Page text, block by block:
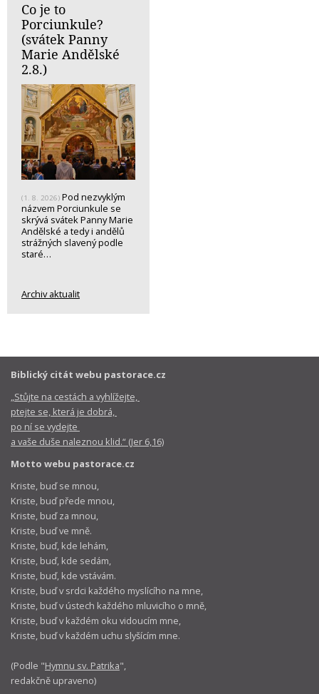
Co je to
Porciunkule?
(svátek Panny
Marie Andělské
2.8.)
(1. 8. 2026) Pod nezvyklým
názvem Porciunkule se
skrývá svátek Panny Marie
Andělské a tedy i andělů
strážných slavený podle
staré…
Archiv aktualit
Biblický citát webu pastorace.cz
„Stůjte na cestách a vyhlížejte,
ptejte se, která je dobrá,
po ní se vydejte
a vaše duše naleznou klid.“ (Jer 6,16)
Motto webu pastorace.cz
Kriste, buď se mnou,
Kriste, buď přede mnou,
Kriste, buď za mnou,
Kriste, buď ve mně.
Kriste, buď, kde lehám,
Kriste, buď, kde sedám,
Kriste, buď, kde vstávám.
Kriste, buď v srdci každého myslícího na mne,
Kriste, buď v ústech každého mluvicího o mně,
Kriste, buď v každém oku vidoucím mne,
Kriste, buď v každém uchu slyšícím mne.
(Podle "Hymnu sv. Patrika",
redakčně upraveno)